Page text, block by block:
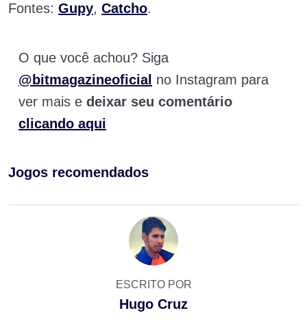
Fontes: Gupy, Catcho.
O que você achou? Siga
@bitmagazineoficial no Instagram para
ver mais e deixar seu comentário
clicando aqui
Jogos recomendados
ESCRITO POR
Hugo Cruz